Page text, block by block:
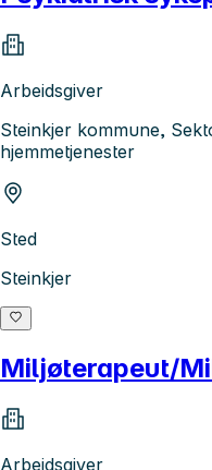
Arbeidsgiver
Steinkjer kommune,
hjemmetjenester
Sted
Steinkjer
Miljøterapeut/
Arbeidsgiver